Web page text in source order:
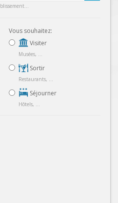
Vous souhaitez:
Visiter
Musées, ...
Sortir
Restaurants, ...
Séjourner
Hôtels, ...